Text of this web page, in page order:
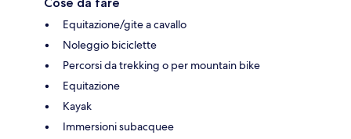
Equitazione/gite a cavallo
Noleggio biciclette
Percorsi da trekking o per mountain bike
Equitazione
Kayak
Immersioni subacquee